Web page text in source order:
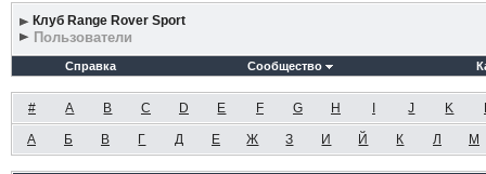
Клуб Range Rover Sport
Пользователи
Справка Сообщество
# A B C D E F G H J K
А Б В Г Д Е Ж З И Й К Л М